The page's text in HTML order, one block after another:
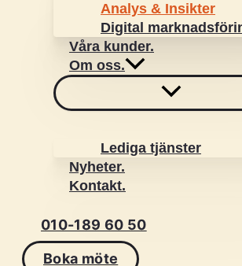
Analys & Insikter
Digital
Våra kunder.
Om oss.
Lediga tjänster
Nyheter.
Kontakt.
010-189 60 50
Boka möte